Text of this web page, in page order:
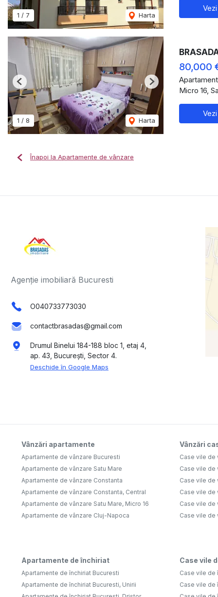
1 / 7 Harta
1 / 8 Harta
Previous Next
80,000
Micro 16,
Înapoi la Apartamente de vânzare
Agenție imobiliară Bucuresti
O040733773030
contactbrasadas@gmail.com
Drumul Binelui 184-188 bloc 1, etaj 4,
ap. 43, București, Sector 4.
Deschide în Google Maps
Vânzări apartamente
Apartamente de vânzare Bucuresti
Apartamente de vânzare Satu Mare
Apartamente de vânzare Constanta
Apartamente de vânzare Constanta, Central
Apartamente de vânzare Satu Mare, Micro 16
Apartamente de vânzare Cluj-Napoca
Vânzări
Case vile de
Case vile de
Case vile de
Case vile de
Case vile de
Case vile de
Apartamente de închiriat
Apartamente de închiriat Bucuresti
Apartamente de închiriat Bucuresti, Unirii
Case vile
Case vile de
Case vile de